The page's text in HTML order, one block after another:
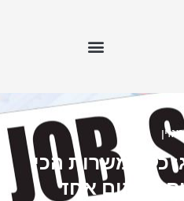
המשרות הכי
במקום אחד